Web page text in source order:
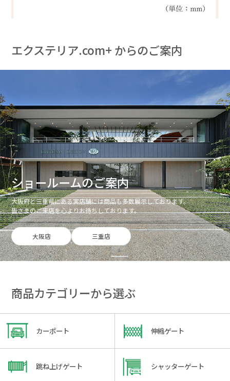
エクステリア.com+ からのご案内
ショールームのご案内
大阪府と三重県にある実店舗には商品も多数展示しております。
皆さまのご来店を心よりお待ちしております。
大阪店 三重店
商品カテゴリーから選ぶ
カーポート 伸縮ゲート
跳ね上げゲート シャッターゲート